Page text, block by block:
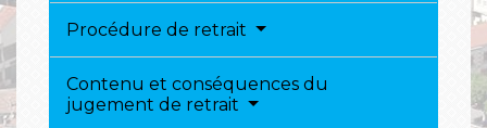
Procédure de retrait
Contenu et conséquences du
jugement de retrait